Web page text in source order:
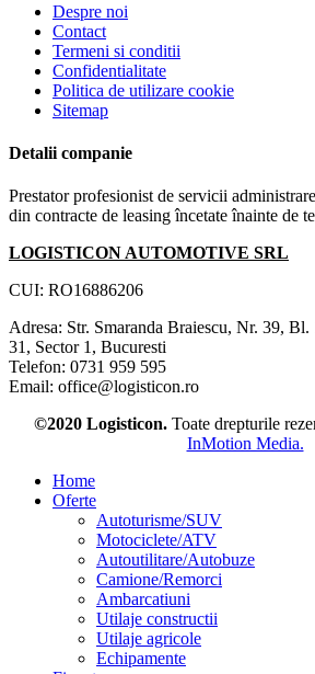
Despre noi
Contact
Termeni si conditii
Confidentialitate
Politica de utilizare cookie
Sitemap
Detalii companie
Prestator profesionist de servicii
din contracte de leasing încetate înainte de
LOGISTICON AUTOMOTIVE SRL
CUI: RO16886206
Adresa: Str. Smaranda Braiescu, Nr. 39,
31, Sector 1, Bucuresti
Telefon: 0731 959 595
Email: office@logisticon.ro
©2020 Logisticon.Toate drepturile
InMotion Media.
Home
Oferte
Autoturisme/SUV
Motociclete/ATV
Autoutilitare/Autobuze
Camione/Remorci
Ambarcatiuni
Utilaje constructii
Utilaje agricole
Echipamente